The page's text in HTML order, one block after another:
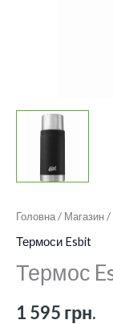
Головна/ Магазин/
Термоси Esbit
Термос
1 595 грн.